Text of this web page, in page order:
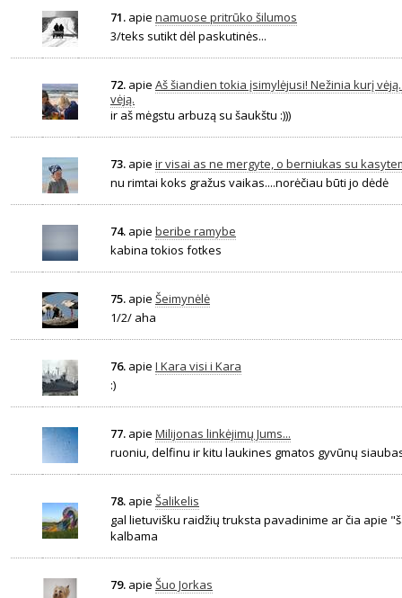
71. apie namuose pritrūko šilumos
3/teks sutikt dėl paskutinės...
72. apie Aš šiandien tokia įsimylėjusi! Nežinia kurį
vėją.
ir aš mėgstu arbuzą su šaukštu :)))
73. apie ir visai as ne mergyte, o berniukas su
nu rimtai koks gražus vaikas....norėčiau būti jo dėdė
74. apie beribe ramybe
kabina tokios fotkes
75. apie Šeimynėlė
1/2/ aha
76. apie I Kara visi i Kara
:)
77. apie Milijonas linkėjimų Jums...
ruoniu, delfinu ir kitu laukines gmatos gyvūnų
78. apie Šalikelis
gal lietuvišku raidžių truksta pavadinime ar čia apie
kalbama
79. apie Šuo Jorkas